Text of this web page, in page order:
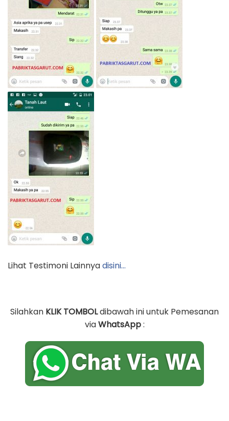
Lihat Testimoni Lainnyadisini…
Silahkan KLIK TOMBOLdibawah ini untuk Pemesanan
viaWhatsApp: